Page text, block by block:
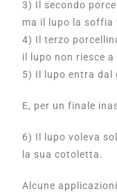
3) Il secondo
ma il lupo la soffia
4) Il terzo
il lupo non riesce
5) Il lupo entra dal
E, per un finale
6) Il lupo voleva
la sua cotoletta.
Alcune